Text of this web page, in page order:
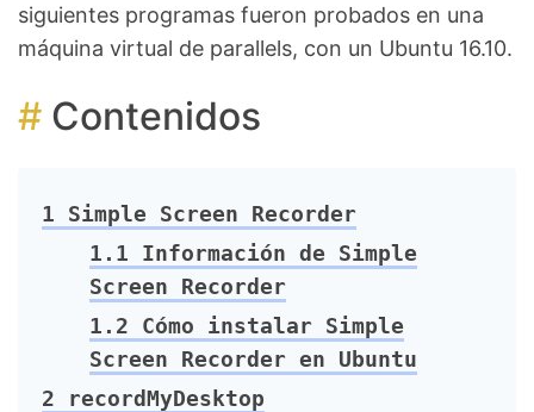
siguientes programas fueron probados en una
máquina virtual de parallels, con un Ubuntu 16.10.
Contenidos
1 Simple Screen Recorder
1.1 Información de Simple
Screen Recorder
1.2 Cómo instalar Simple
Screen Recorder en Ubuntu
2 recordMyDesktop